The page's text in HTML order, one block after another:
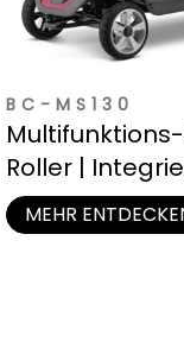
BC-MS130
Roller |
Anschluss,
Beleuchtung
MEHR